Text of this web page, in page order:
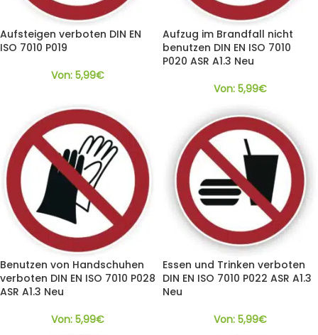
Aufsteigen verboten DIN EN
ISO 7010 P019
Von: 5,99€
Aufzug im Brandfall nicht
benutzen DIN EN ISO 7010
P020 ASR A1.3 Neu
Von: 5,99€
Benutzen von Handschuhen
verboten DIN EN ISO 7010 P028
ASR A1.3 Neu
Von: 5,99€
Essen und Trinken verboten
DIN EN ISO 7010 P022 ASR A1.3
Neu
Von: 5,99€